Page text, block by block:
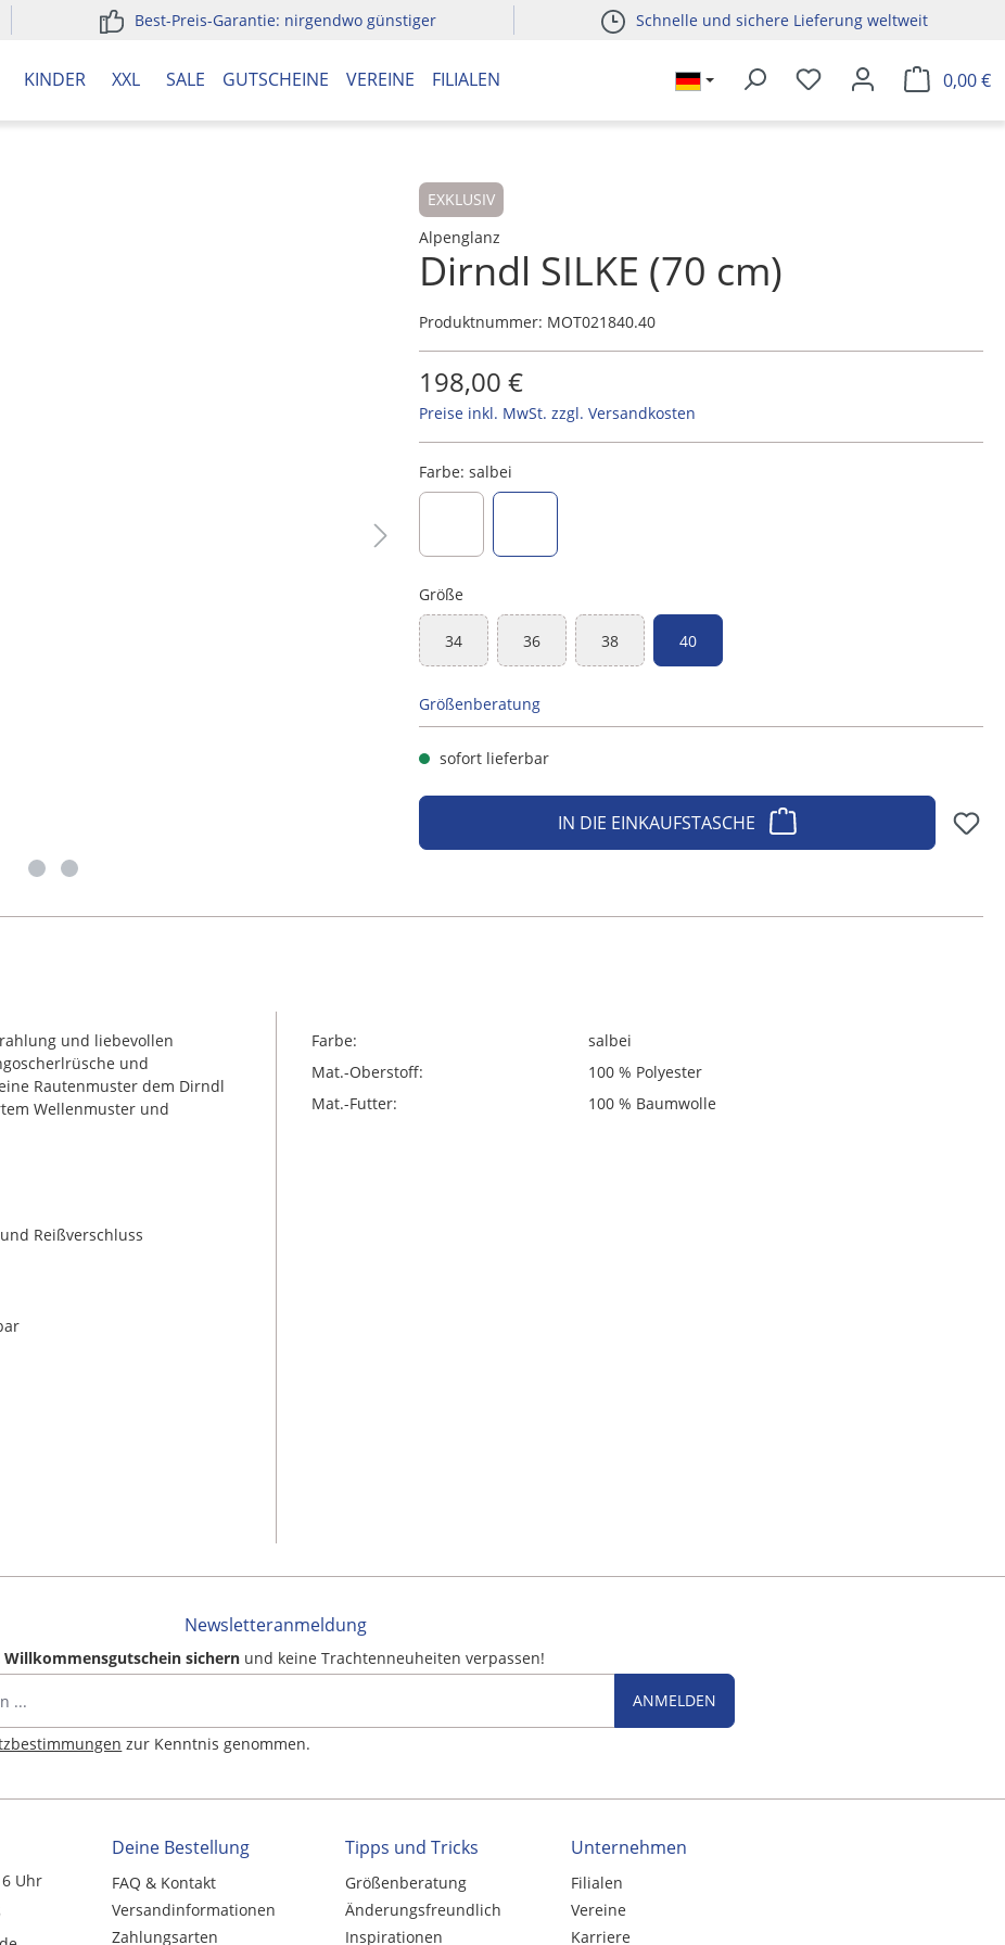
Best-Preis-Garantie: nirgendwo günstiger Schnelle und sichere Lieferung weltweit
KINDER XXL SALE GUTSCHEINE VEREINE FILIALEN 0,00 €
EXKLUSIV
Alpenglanz
Dirndl SILKE (70 cm)
Produktnummer: MOT021840.40
198,00 €
Preise inkl. MwSt. zzgl. Versandkosten
Farbe: salbei
Größe
34(Diese Option ist zurzeit nicht verfügbar.)
36(Diese Option ist zurzeit nicht verfügbar.)
38(Diese Option ist zurzeit nicht verfügbar.)
40
Größenberatung
sofort lieferbar
IN DIE EINKAUFSTASCHE
und liebevollen
und
Rautenmuster dem Dirndl
Wellenmuster und
Reißverschluss
Farbe:
salbei
Mat.-Oberstoff:
100 % Polyester
Mat.-Futter:
100 % Baumwolle
Newsletteranmeldung
Willkommensgutschein sichern und keine Trachtenneuheiten verpassen!
ANMELDEN
zur Kenntnis genommen.
Uhr
Deine Bestellung
FAQ & Kontakt
Versandinformationen
Zahlungsarten
Tipps und Tricks
Größenberatung
Änderungsfreundlich
Inspirationen
Unternehmen
Filialen
Vereine
Karriere